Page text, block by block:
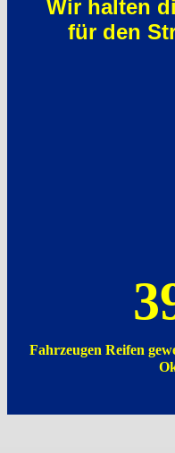
Wir halten
für den
Fahrzeugen Reifen